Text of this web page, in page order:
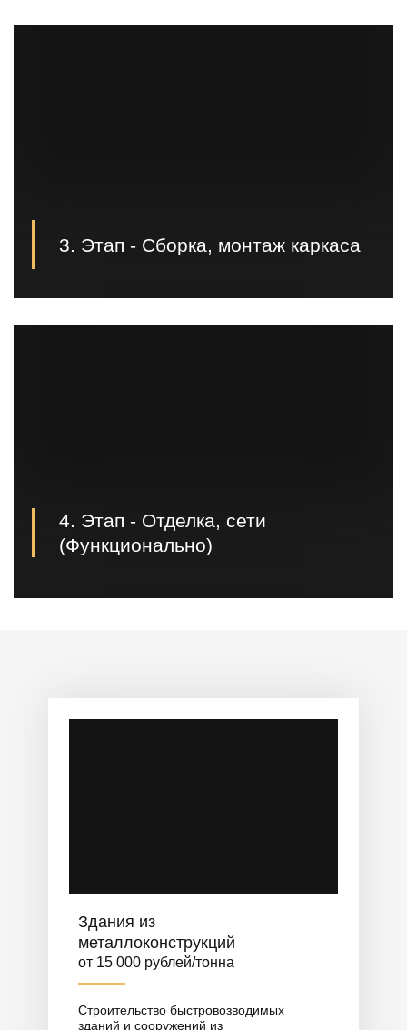
3. Этап - Сборка, монтаж каркаса
4. Этап - Отделка, сети
(Функционально)
Здания из
металлоконструкций
от 15 000 рублей/тонна
Строительство быстровозводимых
зданий и сооружений из